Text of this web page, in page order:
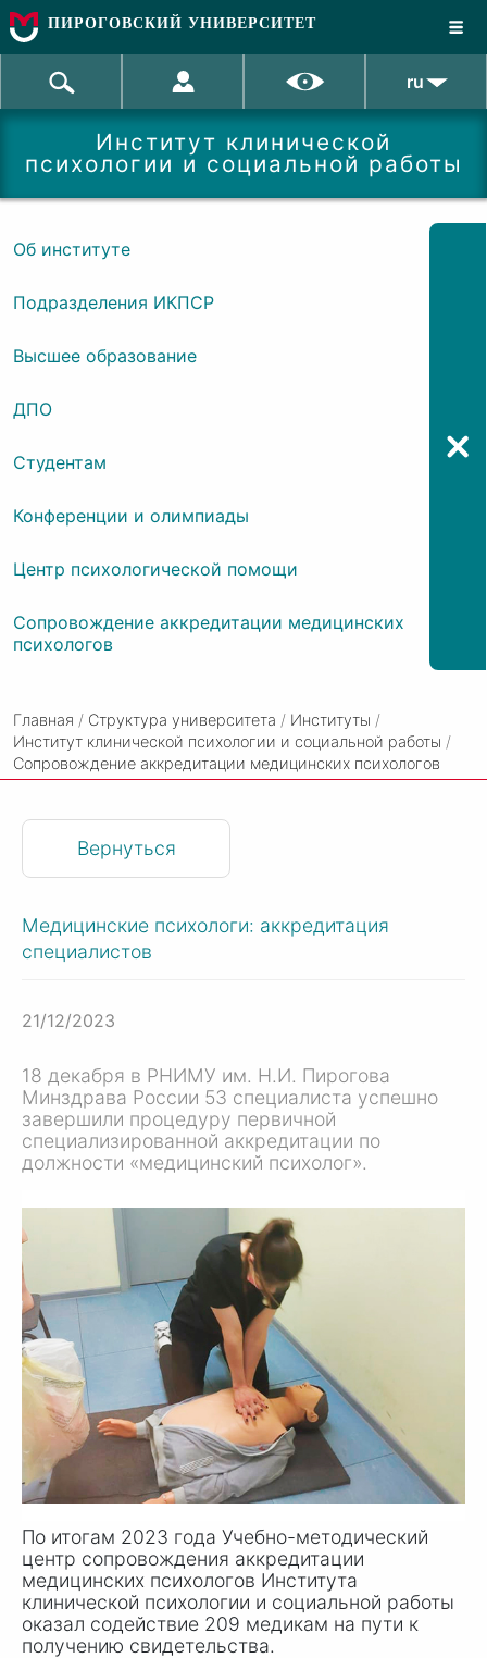
ПИРОГОВСКИЙ УНИВЕРСИТЕТ
ru
Институт клинической
психологии и социальной работы
Об институте
Подразделения ИКПСР
Высшее образование
ДПО
Студентам
Конференции и олимпиады
Центр психологической помощи
Сопровождение аккредитации медицинских
психологов
Главная / Структура университета / Институты /
Институт клинической психологии и социальной работы /
Сопровождение аккредитации медицинских психологов
Медицинские психологи: аккредитация
специалистов
21/12/2023
18 декабря в РНИМУ им. Н.И. Пирогова
Минздрава России 53 специалиста успешно
завершили процедуру первичной
специализированной аккредитации по
должности «медицинский психолог».
По итогам 2023 года Учебно-методический
центр сопровождения аккредитации
медицинских психологов Института
клинической психологии и социальной работы
оказал содействие 209 медикам на пути к
получению свидетельства.
Вернуться